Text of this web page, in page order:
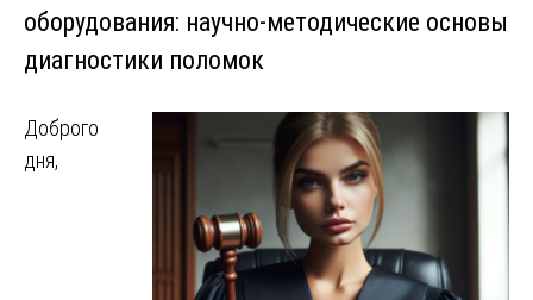
оборудования: научно-методические основы
диагностики поломок
Доброго
дня,